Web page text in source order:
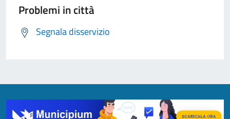
Problemi in città
Segnala disservizio